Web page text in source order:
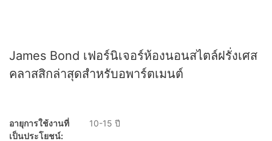
James Bond เฟอร์นิเจอร์ห้องนอนสไตล์ฝรั่งเศส
คลาสสิกล่าสุดสำหรับอพาร์ตเมนต์
อายุการใช้งานที่
เป็นประโยชน์:
10-15 ปี